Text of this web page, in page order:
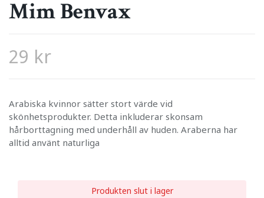
Mim Benvax
29 kr
Arabiska kvinnor sätter stort värde vid
skönhetsprodukter. Detta inkluderar skonsam
hårborttagning med underhåll av huden. Araberna har
alltid använt naturliga
Produkten slut i lager